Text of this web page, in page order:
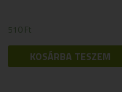
510Ft
KOSÁRBA TESZEM